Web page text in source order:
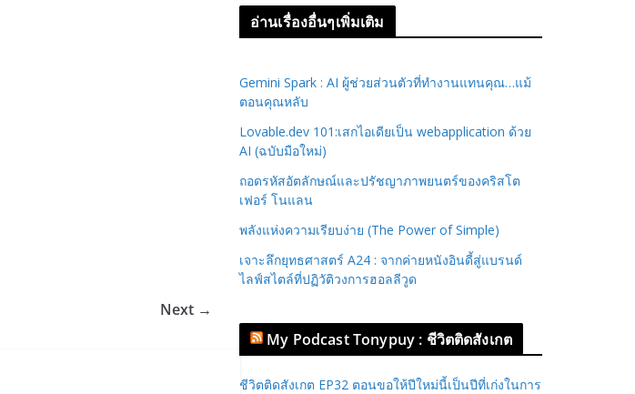
Next →
อ่านเรื่องอื่นๆเพิ่มเติม
Gemini Spark : AI ผู้ช่วยส่วนตัวที่ทำงานแทนคุณ…แม้
ตอนคุณหลับ
Lovable.dev 101:เสกไอเดียเป็น webapplication ด้วย
AI (ฉบับมือใหม่)
ถอดรหัสอัตลักษณ์และปรัชญาภาพยนตร์ของคริสโต
เฟอร์ โนแลน
พลังแห่งความเรียบง่าย (The Power of Simple)
เจาะลึกยุทธศาสตร์ A24 : จากค่ายหนังอินดี้สู่แบรนด์
ไลฟ์สไตล์ที่ปฏิวัติวงการฮอลลีวูด
My Podcast Tonypuy : ชีวิตติดสังเกต
ชีวิตติดสังเกต EP32 ตอนขอให้ปีใหม่นี้เป็นปีที่เก่งในการ